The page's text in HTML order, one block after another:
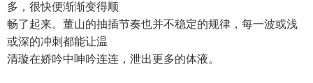
多，很快便渐渐变得顺
畅了起来。董山的抽插节奏也并不稳定的规律，每一波或浅
或深的冲刺都能让温
清璇在娇吟中呻吟连连，泄出更多的体液。